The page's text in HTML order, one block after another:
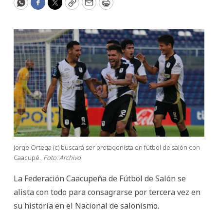
WhatsApp
Facebook
Twitter
CopyEmailPrint
Jorge Ortega (c) buscará ser protagonista en fútbol de salón con
Caacupé. Foto: Archivo
La Federación Caacupeña de Fútbol de Salón se
alista con todo para consagrarse por tercera vez en
su historia en el Nacional de salonismo.